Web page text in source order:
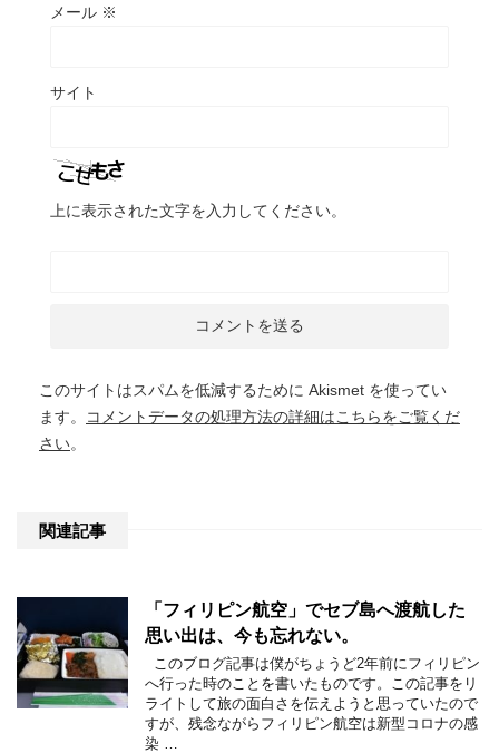
メール ※
サイト
上に表示された文字を入力してください。
このサイトはスパムを低減するために Akismet を使ってい
ます。
コメントデータの処理方法の詳細はこちらをご覧くだ
さい。
関連記事
「フィリピン航空」でセブ島へ渡航した
思い出は、今も忘れない。
このブログ記事は僕がちょうど2年前にフィリピン
へ行った時のことを書いたものです。この記事をリ
ライトして旅の面白さを伝えようと思っていたので
すが、残念ながらフィリピン航空は新型コロナの感
染 …